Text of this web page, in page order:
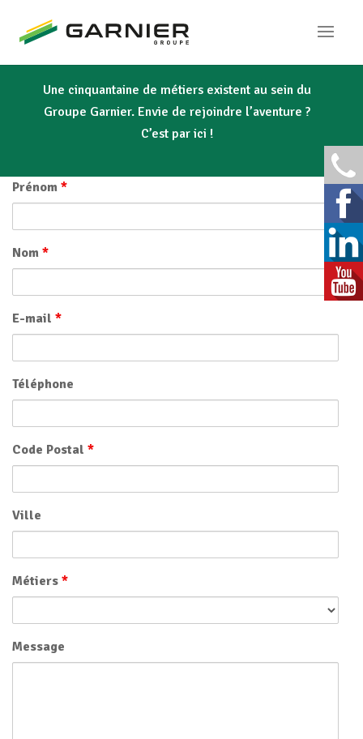
Une cinquantaine de métiers existent au sein du
Groupe Garnier. Envie de rejoindre l’aventure ?
C’est par ici !
Prénom *
Nom *
E-mail *
Téléphone
Code Postal *
Ville
Métiers *
Message